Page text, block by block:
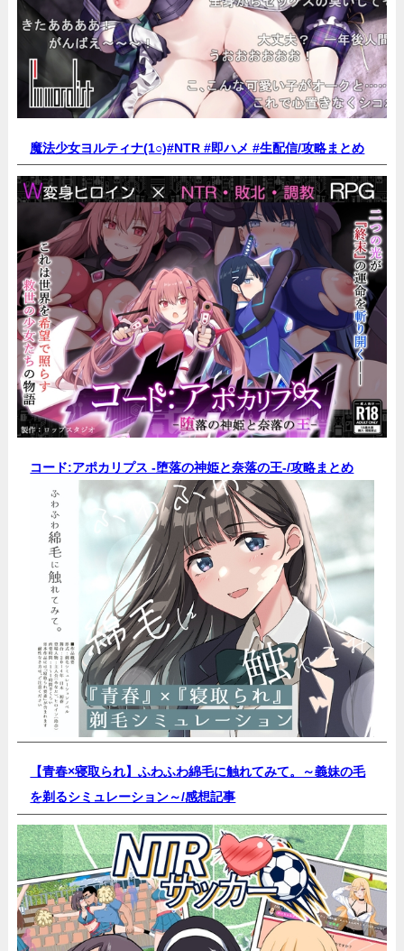
魔法少女ヨルティナ(1○)#NTR #即ハメ #生配信/攻略まとめ
コード:アポカリプス -堕落の神姫と奈落の王-/攻略まとめ
【青春×寝取られ】ふわふわ綿毛に触れてみて。～義妹の毛
を剃るシミュレーション～/感想記事